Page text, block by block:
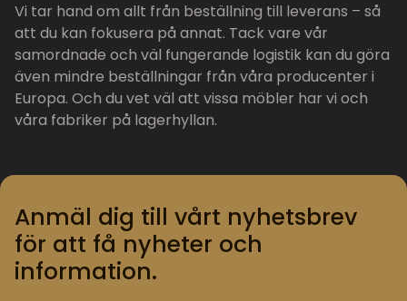
Vi tar hand om allt från beställning till leverans – så
att du kan fokusera på annat. Tack vare vår
samordnade och väl fungerande logistik kan du göra
även mindre beställningar från våra producenter i
Europa. Och du vet väl att vissa möbler har vi och
våra fabriker på lagerhyllan.
Anmäl dig till vårt nyhetsbrev
för att få nyheter och
information.